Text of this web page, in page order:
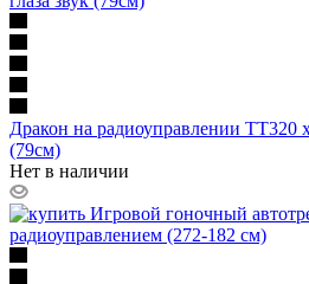
Дракон на радиоуправлении TT320
(79см)
Нет в наличии